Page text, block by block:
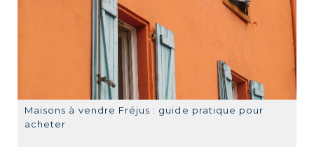
Maisons à vendre Fréjus : guide pratique pour
acheter